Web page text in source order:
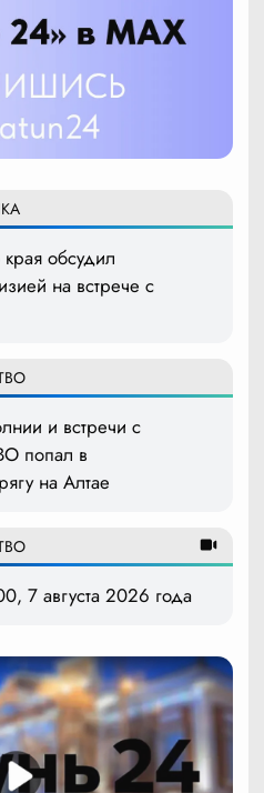
края обсудил
на встрече с
и встречи с
попал в
на Алтае
7 августа 2026 года